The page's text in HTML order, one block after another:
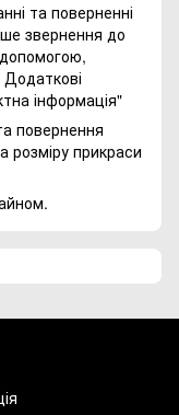
та поверненні
звернення до
інформація"
повернення
розміру прикраси